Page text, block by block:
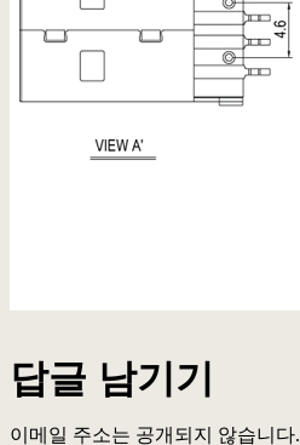
답글 남기기
이메일 주소는 공개되지 않습니다.